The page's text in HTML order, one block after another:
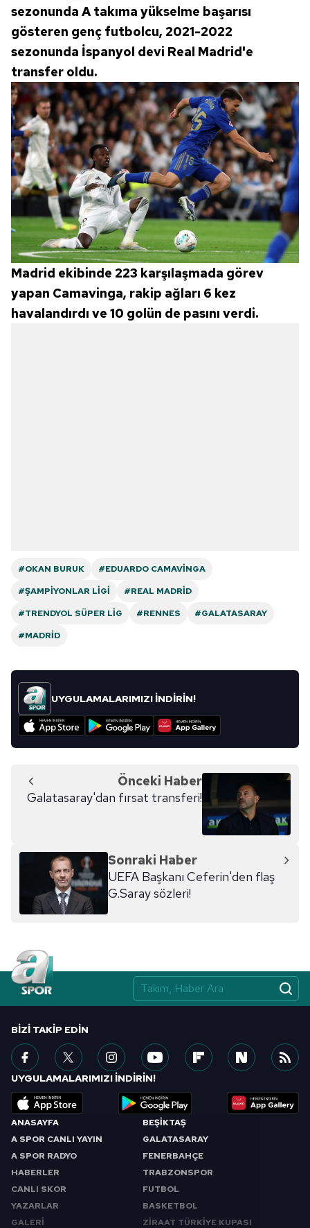
sezonunda A takıma yükselme başarısı
gösteren genç futbolcu, 2021-2022
sezonunda İspanyol devi Real Madrid'e
transfer oldu.
Madrid ekibinde 223 karşılaşmada görev
yapan Camavinga, rakip ağları 6 kez
havalandırdı ve 10 golün de pasını verdi.
#OKAN BURUK
#EDUARDO CAMAVINGA
#ŞAMPIYONLAR LIGI
#REAL MADRID
#TRENDYOL SÜPER LIG
#RENNES
#GALATASARAY
#MADRID
UYGULAMALARIMIZI İNDİRİN!
Önceki Haber
Galatasaray'dan fırsat transferi!
Sonraki Haber
UEFA Başkanı Ceferin'den flaş
G.Saray sözleri!
ANASAYFA
A SPOR CANLI YAYIN
A SPOR RADYO
HABERLER
CANLI SKOR
YAZARLAR
GALERİ
BEŞİKTAŞ
GALATASARAY
FENERBAHÇE
TRABZONSPOR
FUTBOL
BASKETBOL
ZİRAAT TÜRKİYE KUPASI
BIZI TAKIP EDIN
UYGULAMALARIMIZI İNDİRİN!